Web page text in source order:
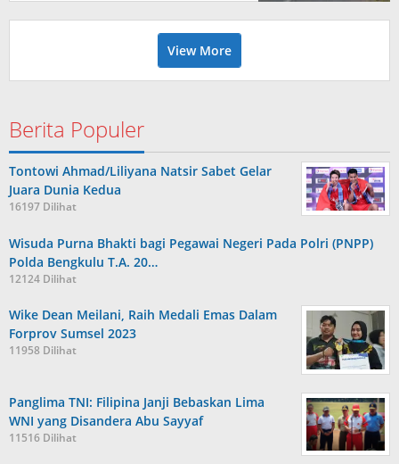
View More
Berita Populer
Tontowi Ahmad/Liliyana Natsir Sabet Gelar
Juara Dunia Kedua
16197 Dilihat
Wisuda Purna Bhakti bagi Pegawai Negeri Pada Polri (PNPP)
Polda Bengkulu T.A. 20…
12124 Dilihat
Wike Dean Meilani, Raih Medali Emas Dalam
Forprov Sumsel 2023
11958 Dilihat
Panglima TNI: Filipina Janji Bebaskan Lima
WNI yang Disandera Abu Sayyaf
11516 Dilihat